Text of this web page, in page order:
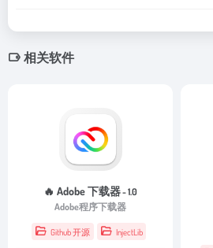
相关软件
🔥 Adobe 下载器- 1.0
Adobe程序下载器
Github 开源 InjectLib